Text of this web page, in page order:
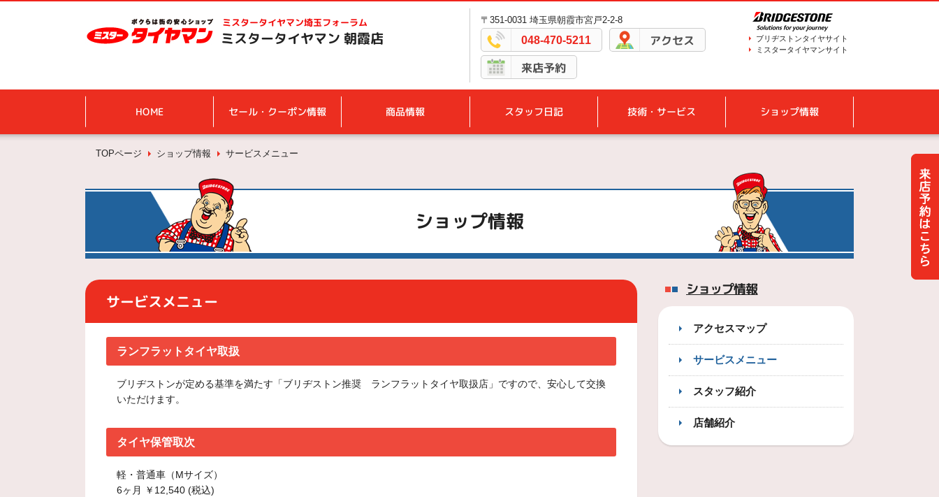
ミスタータイヤマン埼玉フォーラム
ミスタータイヤマン 朝霞店
〒351-0031 埼玉県朝霞市宮戸2-2-8
048-470-5211 アクセス
来店予約
ブリヂストンタイヤサイト
ミスタータイヤマンサイト
HOME セール・クーポン情報 商品情報 スタッフ日記 技術・サービス ショップ情報
TOPページ ショップ情報 サービスメニュー
ショップ情報
サービスメニュー
ランフラットタイヤ取扱
ブリヂストンが定める基準を満たす「ブリヂストン推奨 ランフラットタイヤ取扱店」ですので、安心して交換
いただけます。
タイヤ保管取次
軽・普通車（Mサイズ）
6ヶ月 ￥12,540 (税込)
ショップ情報
アクセスマップ
サービスメニュー
スタッフ紹介
店舗紹介